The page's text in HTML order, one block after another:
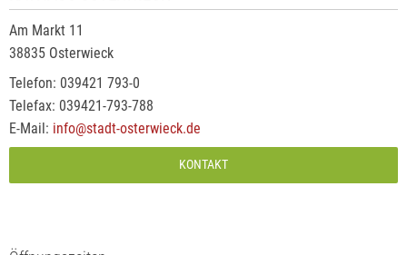
Am Markt 11
38835 Osterwieck
Telefon: 039421 793-0
Telefax: 039421-793-788
E-Mail: info@stadt-osterwieck.de
KONTAKT